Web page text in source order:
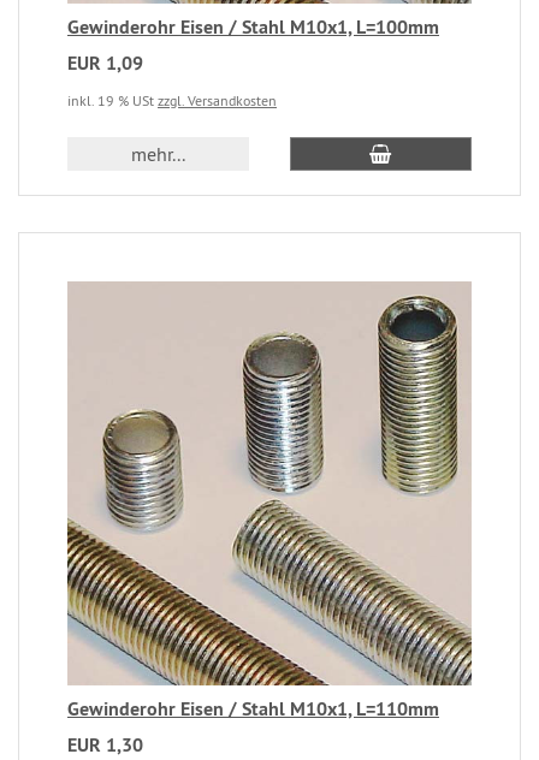
Gewinderohr Eisen / Stahl M10x1, L=100mm
EUR 1,09
inkl. 19 % USt zzgl. Versandkosten
mehr...
Gewinderohr Eisen / Stahl M10x1, L=110mm
EUR 1,30